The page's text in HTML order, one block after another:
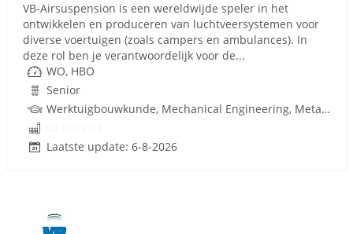
VB-Airsuspension is een wereldwijde speler in het
ontwikkelen en produceren van luchtveersystemen voor
diverse voertuigen (zoals campers en ambulances). In
deze rol ben je verantwoordelijk voor de...
WO, HBO
Senior
Werktuigbouwkunde, Mechanical Engineering, Metaal, Techniek
Laatste update: 6-8-2026